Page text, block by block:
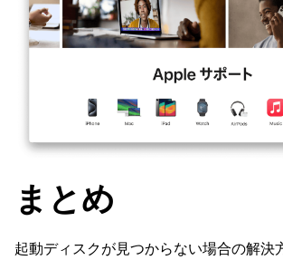
まとめ
起動ディスクが見つからない場合の解決